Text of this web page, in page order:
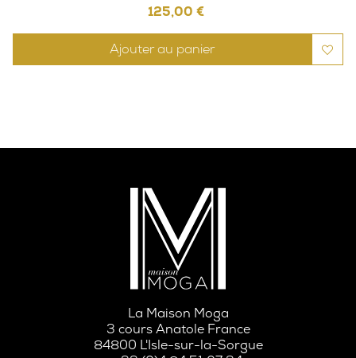
Prix
125,00 €
Ajouter au panier
La Maison Moga
3 cours Anatole France
84800 L'Isle-sur-la-Sorgue